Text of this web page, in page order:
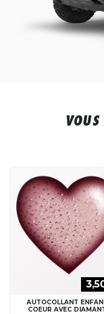
AUTOCOLLANT
COEUR AVEC